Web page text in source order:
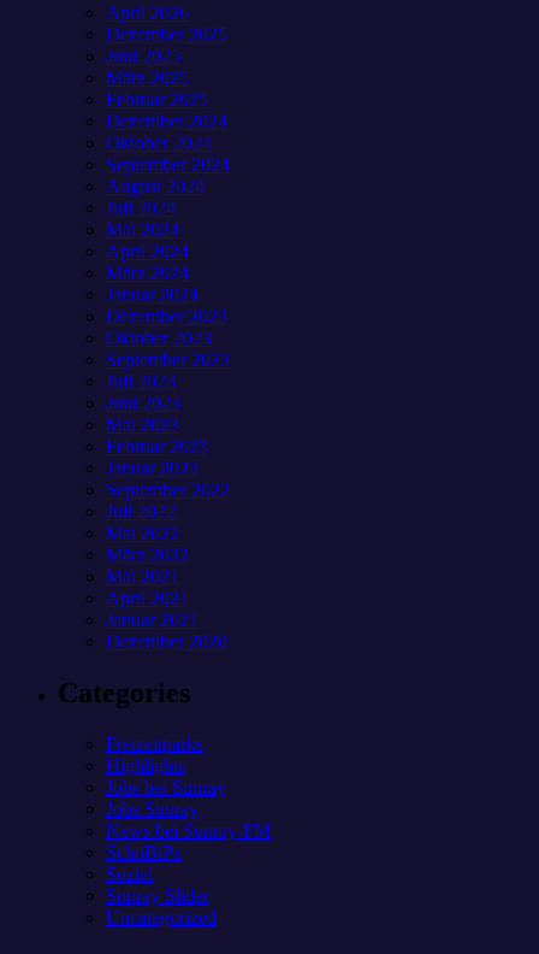
April 2026
Dezember 2025
Juni 2025
März 2025
Februar 2025
Dezember 2024
Oktober 2024
September 2024
August 2024
Juli 2024
Mai 2024
April 2024
März 2024
Januar 2024
Dezember 2023
Oktober 2023
September 2023
Juli 2023
Juni 2023
Mai 2023
Februar 2023
Januar 2023
September 2022
Juli 2022
Mai 2022
März 2022
Mai 2021
April 2021
Januar 2021
Dezember 2020
Categories
Freizeitparks
Highlights
Jobs bei Sunray
Jobs Sunray
News bei Sunray-FM
SchoBiPa
Sozial
Sunray Slider
Uncategorized